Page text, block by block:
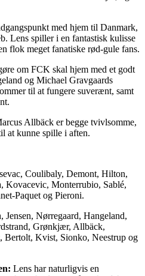
med hjem til Danmark,
Lens spiller i en fantastisk kulisse
flok meget fanatiske rød-gule fans.
om FCK skal hjem med et godt
og Michael Gravgaards
til at fungere suverænt, samt
Allbäck er begge tvivlsomme,
at kunne spille i aften.
Coulibaly, Demont, Hilton,
Kovacevic, Monterrubio, Sablé,
Paquet og Pieroni.
Jensen, Nørregaard, Hangeland,
Grønkjær, Allbäck,
Bertolt, Kvist, Sionko, Neestrup og
Lens har naturligvis en